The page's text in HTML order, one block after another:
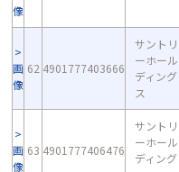
像
画
像
62 4901777403666
サントリ
ーホール
ディング
ス
画
像
63 4901777406476
サントリ
ーホール
ディング